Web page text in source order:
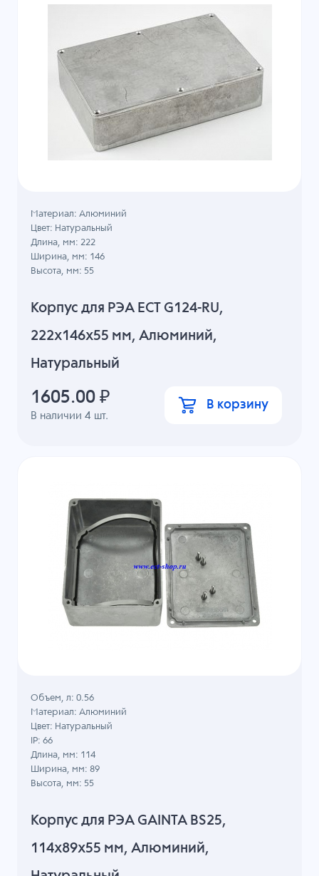
Корпус для РЭА ECT G124-RU,
222x146x55 мм, Алюминий,
Натуральный
В наличии4 шт.
Материал: Алюминий
Цвет: Натуральный
Длина, мм: 222
Ширина, мм: 146
Высота, мм: 55
1605.00 ₽ В корзину
Корпус для РЭА GAINTA BS25,
114x89x55 мм, Алюминий,
Объем, л: 0.56
Материал: Алюминий
Цвет: Натуральный
IP: 66
Длина, мм: 114
Ширина, мм: 89
Высота, мм: 55